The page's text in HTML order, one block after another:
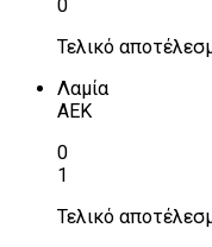
0
Τελικό
Λαμία
ΑΕΚ
0
1
Τελικό